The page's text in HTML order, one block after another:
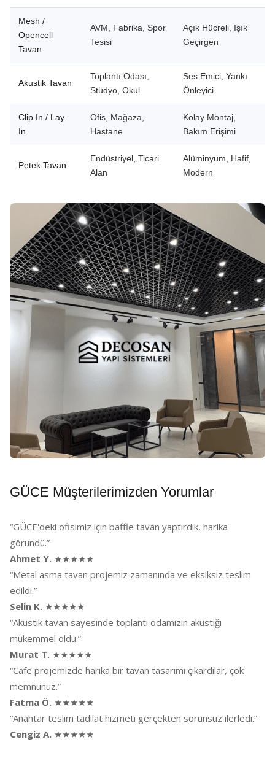
Mesh /
Opencell
Tavan
AVM, Fabrika, Spor
Tesisi
Açık Hücreli, Işık
Geçirgen
Akustik Tavan
Toplantı Odası,
Stüdyo, Okul
Ses Emici, Yankı
Önleyici
Clip In / Lay
In
Ofis, Mağaza,
Hastane
Kolay Montaj,
Bakım Erişimi
Petek Tavan
Endüstriyel, Ticari
Alan
Alüminyum, Hafif,
Modern
GÜCE Müşterilerimizden Yorumlar
“GÜCE'deki ofisimiz için baffle tavan yaptırdık, harika
göründü.”
Ahmet Y. ★★★★★
“Metal asma tavan projemiz zamanında ve eksiksiz teslim
edildi.”
Selin K. ★★★★★
“Akustik tavan sayesinde toplantı odamızın akustiği
mükemmel oldu.”
Murat T. ★★★★★
“Cafe projemizde harika bir tavan tasarımı çıkardılar, çok
memnunuz.”
Fatma Ö. ★★★★★
“Anahtar teslim tadilat hizmeti gerçekten sorunsuz ilerledi.”
Cengiz A. ★★★★★